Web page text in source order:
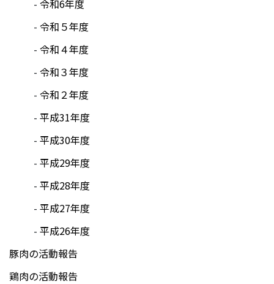
令和6年度
令和５年度
令和４年度
令和３年度
令和２年度
平成31年度
平成30年度
平成29年度
平成28年度
平成27年度
平成26年度
豚肉の活動報告
鶏肉の活動報告